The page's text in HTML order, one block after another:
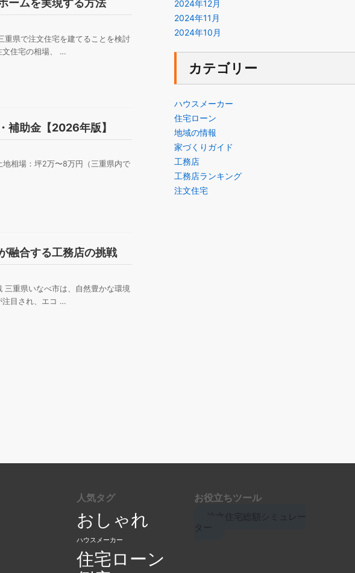
ームを実現する方法
重県で注文住宅を建てることを検討
文住宅の相場、 …
補助金【2026年版】
相場：坪2万〜8万円（三重県内で
融合する工務店の挑戦
三重県いなべ市は、自然豊かな環境
注目され、エコ …
2024年12月
2024年11月
2024年10月
カテゴリー
ハウスメーカー
住宅ローン
地域の情報
家づくりガイド
工務店
工務店ランキング
注文住宅
人気タグ
おしゃれ
ハウスメーカー
住宅ローン
お役立ちツール
注文住宅総額シミュレー
ター